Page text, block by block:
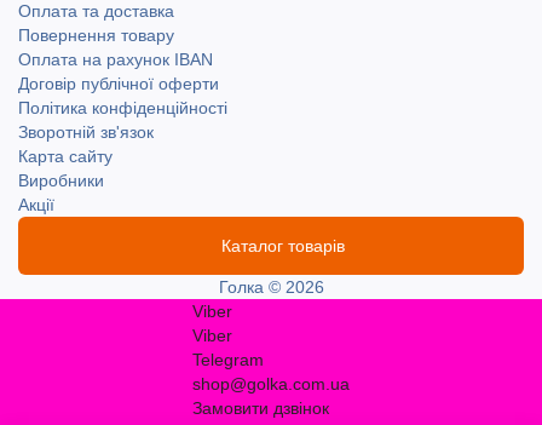
Оплата та доставка
Повернення товару
Оплата на рахунок IBAN
Договір публічної оферти
Політика конфіденційності
Зворотній зв'язок
Карта сайту
Виробники
Акції
Каталог товарів
Голка © 2026
Viber
Viber
Telegram
shop@golka.com.ua
Замовити дзвінок